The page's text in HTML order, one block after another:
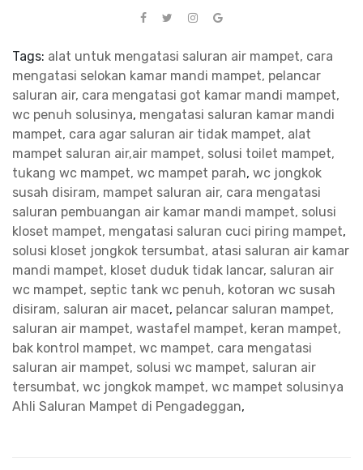
Tags: alat untuk mengatasi saluran air mampet, cara
mengatasi selokan kamar mandi mampet, pelancar
saluran air, cara mengatasi got kamar mandi mampet,
wc penuh solusinya, mengatasi saluran kamar mandi
mampet, cara agar saluran air tidak mampet, alat
mampet saluran air,air mampet, solusi toilet mampet,
tukang wc mampet, wc mampet parah, wc jongkok
susah disiram, mampet saluran air, cara mengatasi
saluran pembuangan air kamar mandi mampet, solusi
kloset mampet, mengatasi saluran cuci piring mampet,
solusi kloset jongkok tersumbat, atasi saluran air kamar
mandi mampet, kloset duduk tidak lancar, saluran air
wc mampet, septic tank wc penuh, kotoran wc susah
disiram, saluran air macet, pelancar saluran mampet,
saluran air mampet, wastafel mampet, keran mampet,
bak kontrol mampet, wc mampet, cara mengatasi
saluran air mampet, solusi wc mampet, saluran air
tersumbat, wc jongkok mampet, wc mampet solusinya
Ahli Saluran Mampet di Pengadeggan,